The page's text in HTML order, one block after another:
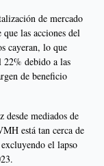
de mercado
las acciones del
cayeran, lo que
22% debido a las
de beneficio
desde mediados de
está tan cerca de
el lapso